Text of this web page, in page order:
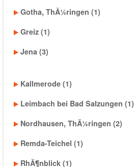
Gotha, ThÃ¼ringen (1)
Greiz (1)
Jena (3)
Kallmerode (1)
Leimbach bei Bad Salzungen (1)
Nordhausen, ThÃ¼ringen (2)
Remda-Teichel (1)
RhÃ¶nblick (1)